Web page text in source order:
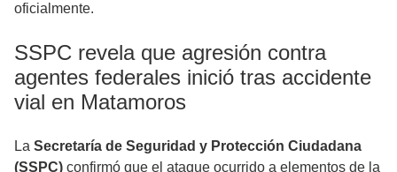
oficialmente.
SSPC revela que agresión contra
agentes federales inició tras accidente
vial en Matamoros
La Secretaría de Seguridad y Protección Ciudadana
(SSPC) confirmó que el ataque ocurrido a elementos de la